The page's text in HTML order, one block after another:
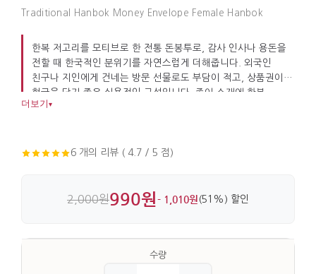
Traditional Hanbok Money Envelope Female Hanbok
한복 저고리를 모티브로 한 전통 돈봉투로, 감사 인사나 용돈을
전할 때 한국적인 분위기를 자연스럽게 더해줍니다. 외국인
친구나 지인에게 건네는 방문 선물로도 부담이 적고, 상품권이나
현금을 담기 좋은 실용적인 구성입니다. 종이 소재에 한복
문양을 섬세하게 담아 작은 소품으로도 인상이 분명합니다.
더보기 ▾
6 개의 리뷰 ( 4.7 / 5 점)
2,000원990원- 1,010원 (51%) 할인